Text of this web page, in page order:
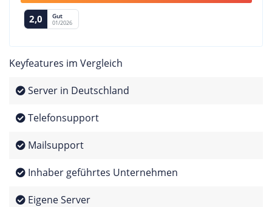
2,0 Gut
01/2026
Keyfeatures im Vergleich
Server in Deutschland
Telefonsupport
Mailsupport
Inhaber geführtes Unternehmen
Eigene Server